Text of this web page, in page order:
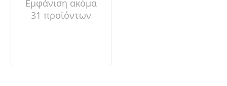
Εμφάνιση ακόμα
31 προϊόντων